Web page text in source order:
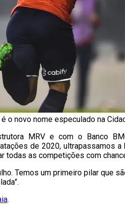
o novo nome especulado na
MRV e com o Banco
de 2020, ultrapassamos
todas as competições com
Temos um primeiro pilar que
.